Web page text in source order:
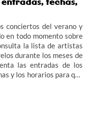
conciertos del verano y
en todo momento sobre
la lista de artistas
durante los meses de
las entradas de los
y los horarios para que